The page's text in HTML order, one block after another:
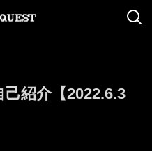
紹介【2022.6.3